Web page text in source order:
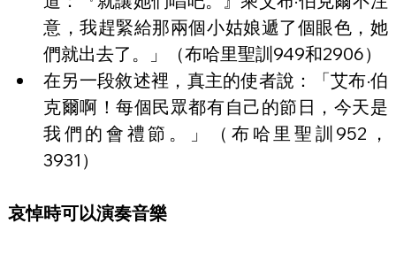
意，我趕緊給那兩個小姑娘遞了個眼色，她
們就出去了。」（布哈里聖訓949和2906）
在另一段敘述裡，真主的使者說：「艾布·伯
克爾啊！每個民眾都有自己的節日，今天是
我們的會禮節。」（布哈里聖訓952，
3931）
哀悼時可以演奏音樂